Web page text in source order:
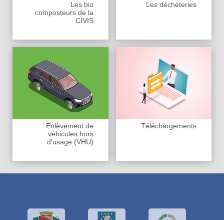
Les bio
composteurs de la
CIVIS
Les déchèteries
Enlèvement de
véhicules hors
d'usage (VHU)
Téléchargements